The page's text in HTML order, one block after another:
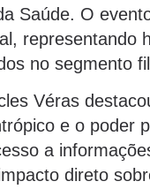
Saúde. O
representando
no segmento
Véras
e o poder
a
direto